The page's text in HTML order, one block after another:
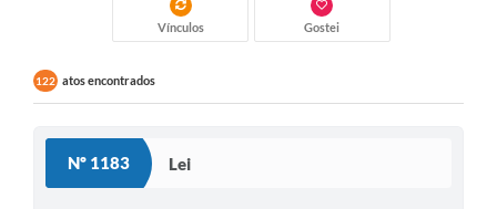
Vínculos Gostei
122 atos encontrados
Nº 1183 Lei